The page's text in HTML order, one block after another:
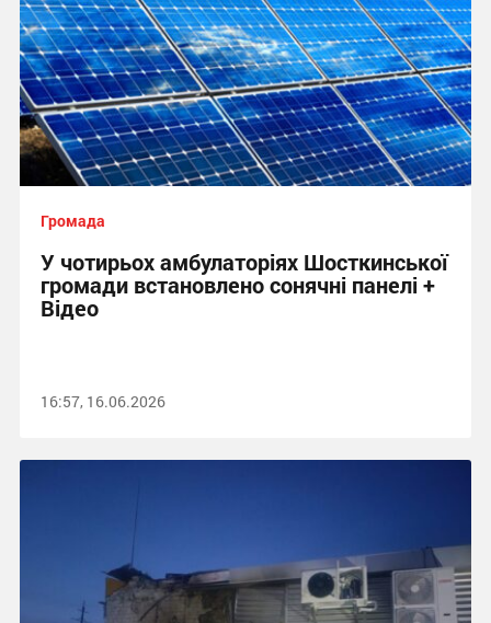
Громада
У чотирьох амбулаторіях Шосткинської
громади встановлено сонячні панелі +
Відео
16:57, 16.06.2026